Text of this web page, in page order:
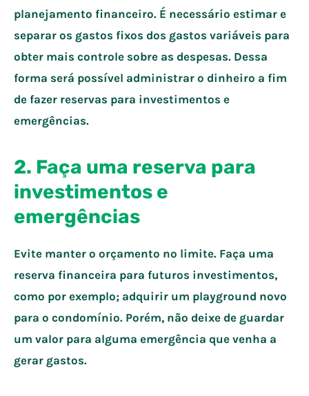
planejamento financeiro. É necessário estimar e
separar os gastos fixos dos gastos variáveis para
obter mais controle sobre as despesas. Dessa
forma será possível administrar o dinheiro a fim
de fazer reservas para investimentos e
emergências.
2. Faça uma reserva para
investimentos e
emergências
Evite manter o orçamento no limite. Faça uma
reserva financeira para futuros investimentos,
como por exemplo; adquirir um playground novo
para o condomínio. Porém, não deixe de guardar
um valor para alguma emergência que venha a
gerar gastos.